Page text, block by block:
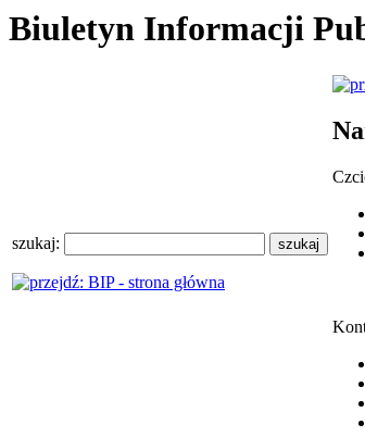
Biuletyn Informacji
szukaj: